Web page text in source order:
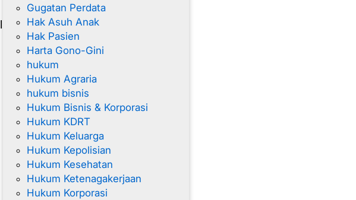
Gugatan Perdata
Hak Asuh Anak
Hak Pasien
Harta Gono-Gini
hukum
Hukum Agraria
hukum bisnis
Hukum Bisnis & Korporasi
Hukum KDRT
Hukum Keluarga
Hukum Kepolisian
Hukum Kesehatan
Hukum Ketenagakerjaan
Hukum Korporasi